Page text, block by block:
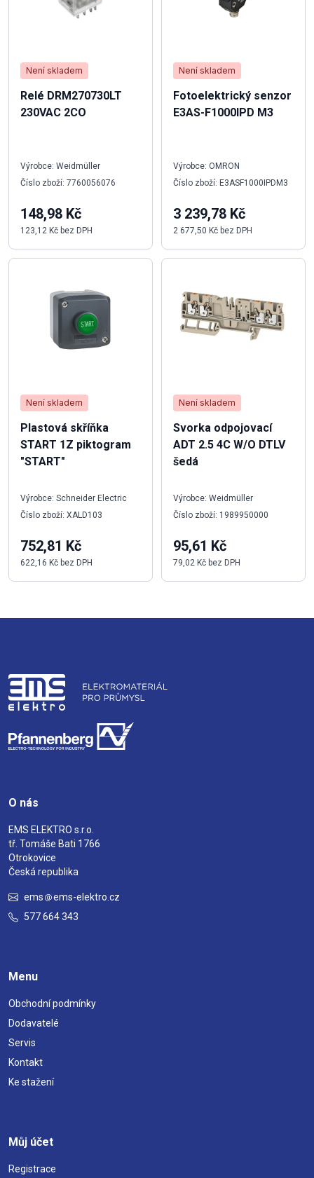
Není skladem
Relé DRM270730LT
230VAC 2CO
Výrobce: Weidmüller
Číslo zboží: 7760056076
148,98 Kč
123,12 Kč bez DPH
Není skladem
Plastová skříňka
START 1Z piktogram
"START"
Výrobce: Schneider Electric
Číslo zboží: XALD103
752,81 Kč
622,16 Kč bez DPH
Není skladem
Fotoelektrický senzor
E3AS-F1000IPD M3
Výrobce: OMRON
Číslo zboží: E3ASF1000IPDM3
3 239,78 Kč
2 677,50 Kč bez DPH
Není skladem
Svorka odpojovací
ADT 2.5 4C W/O DTLV
šedá
Výrobce: Weidmüller
Číslo zboží: 1989950000
95,61 Kč
79,02 Kč bez DPH
O nás
EMS ELEKTRO s.r.o.
tř. Tomáše Bati 1766
Otrokovice
Česká republika
ems
ems-elektro.cz
577 664 343
Menu
Obchodní podmínky
Dodavatelé
Servis
Kontakt
Ke stažení
Můj účet
Registrace